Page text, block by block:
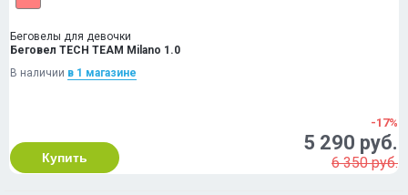
Беговелы для девочки
Беговел TECH TEAM Milano 1.0
В наличии в 1 магазинe
Купить
-17%
5 290 руб.
6 350 руб.